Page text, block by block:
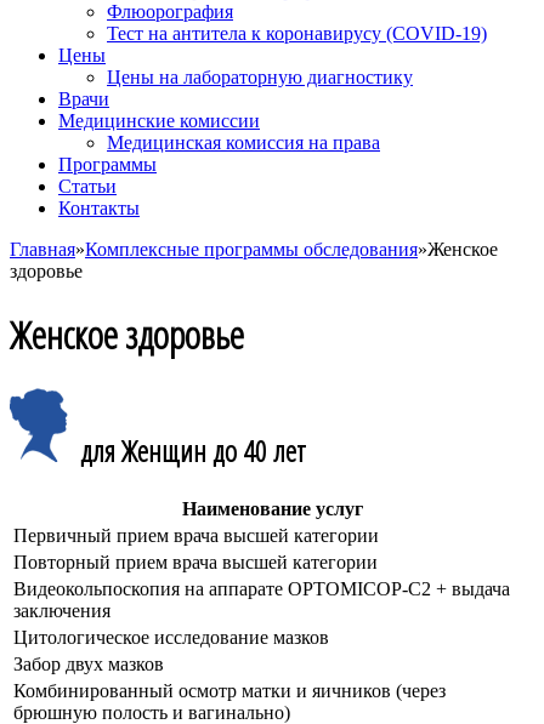
Флюорография
Тест на антитела к коронавирусу (COVID-19)
Цены
Цены на лабораторную диагностику
Врачи
Медицинские комиссии
Медицинская комиссия на права
Программы
Статьи
Контакты
Главная»Комплексные программы обследования»Женское
здоровье
Женское здоровье
для Женщин до 40 лет
Наименование услуг
Первичный прием врача высшей категории
Повторный прием врача высшей категории
Видеокольпоскопия на аппарате OPTOMICOP-C2 + выдача
заключения
Цитологическое исследование мазков
Забор двух мазков
Комбинированный осмотр матки и яичников (через
брюшную полость и вагинально)